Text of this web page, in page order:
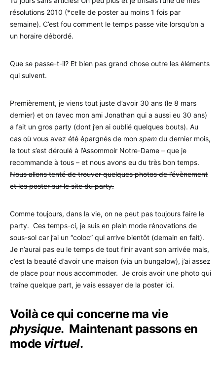
résolutions 2010 (*celle de poster au moins 1 fois par
semaine). C’est fou comment le temps passe vite lorsqu’on a
un horaire débordé.
Que se passe-t-il? Et bien pas grand chose outre les éléments
qui suivent.
Premièrement, je viens tout juste d’avoir 30 ans (le 8 mars
dernier) et on (avec mon ami Jonathan qui a aussi eu 30 ans)
a fait un gros party (dont j’en ai oublié quelques bouts). Au
cas où vous avez été épargnés de mon spam du dernier mois,
le tout s’est déroulé à l’Assommoir Notre-Dame – que je
recommande à tous – et nous avons eu du très bon temps.
Nous allons tenté de trouver quelques photos de l’évènement
et les poster sur le site du party.
Comme toujours, dans la vie, on ne peut pas toujours faire le
party. Ces temps-ci, je suis en plein mode rénovations de
sous-sol car j’ai un “coloc” qui arrive bientôt (demain en fait).
Je n’aurai pas eu le temps de tout finir avant son arrivée mais,
c’est la beauté d’avoir une maison (via un bungalow), j’ai assez
de place pour nous accommoder. Je crois avoir une photo qui
traîne quelque part, je vais essayer de la poster ici.
Voilà ce qui concerne ma vie
physique. Maintenant passons en
mode virtuel.